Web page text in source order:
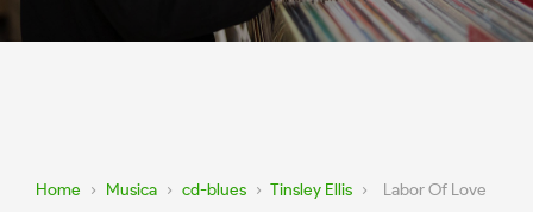
Home › Musica › cd-blues › Tinsley Ellis › Labor Of Love